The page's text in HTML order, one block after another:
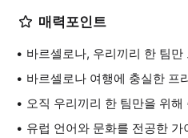
매력포인트
바르셀로나, 우리끼리 한 팀만
바르셀로나 여행에 충실한 프
오직 우리끼리 한 팀만을 위해
유럽 언어와 문화를 전공한